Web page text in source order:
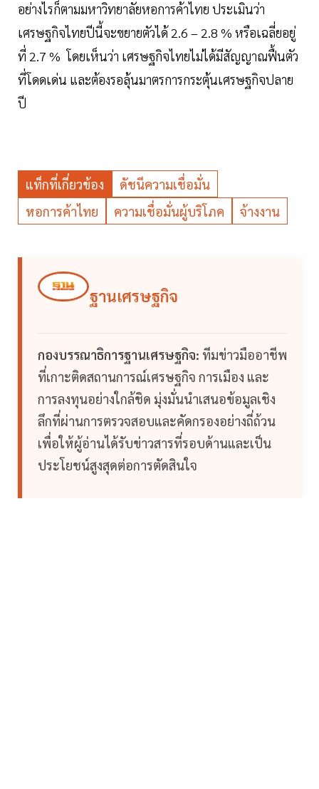
อย่างไรก็ตามมหาวิทยาลัยหอการค้าไทย ประเมินว่า
เศรษฐกิจไทยปีนี้จะขยายตัวได้ 2.6 – 2.8 % หรือเฉลี่ยอยู่
ที่ 2.7 % โดยเห็นว่า เศรษฐกิจไทยไม่ได้มีสัญญาณฟื้นตัว
ที่โดดเด่น และต้องรอลุ้นมาตรการกระตุ้นเศรษฐกิจปลาย
ปี
แท็กที่เกี่ยวข้อง
ดัชนีความเชื่อมั่น
หอการค้าไทย
ความเชื่อมั่นผู้บริโภค จ้างงาน
ฐานเศรษฐกิจ
กองบรรณาธิการฐานเศรษฐกิจ: ทีมข่าวมืออาชีพ
ที่เกาะติดสถานการณ์เศรษฐกิจ การเมือง และ
การลงทุนอย่างใกล้ชิด มุ่งมั่นนำเสนอข้อมูลเชิง
ลึกที่ผ่านการตรวจสอบและคัดกรองอย่างถี่ถ้วน
เพื่อให้ผู้อ่านได้รับข่าวสารที่รอบด้านและเป็น
ประโยชน์สูงสุดต่อการตัดสินใจ